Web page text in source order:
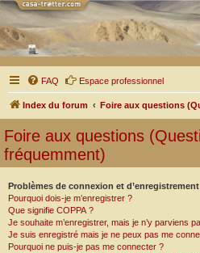
FAQ Espace professionnel
Index du forum Foire aux questions
Foire aux questions
fréquemment)
Problèmes de connexion et d’enregistrement
Pourquoi dois-je m’enregistrer ?
Que signifie COPPA ?
Je souhaite m’enregistrer, mais je n’y parviens
Je suis enregistré mais je ne peux pas me
Pourquoi ne puis-je pas me connecter ?